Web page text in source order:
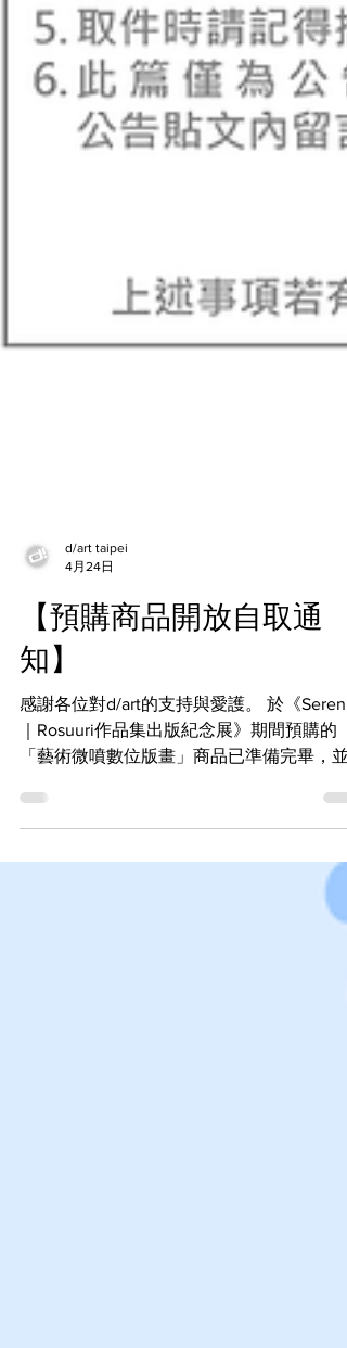
d/art taipei
4月24日
【預購商品開放自取通
知】
感謝各位對d/art的支持與愛護。 於《
「藝術微噴數位版畫」商品已準備完畢，並
04/24(五)以E-MAIL寄送「自取通知信」至訂
購時填選自取之選項的購買者電子信箱，還
查收並確認信件內容、並在信件指定時間內